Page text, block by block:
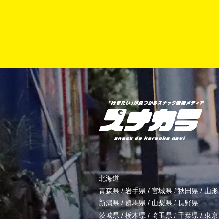
北海道
青森県/岩手県 / 宮城県 /秋田県 /山
新潟県 / 群馬県 / 山梨県/長野県
茨城県 / 栃木県 / 埼玉県/ 千葉県 /東